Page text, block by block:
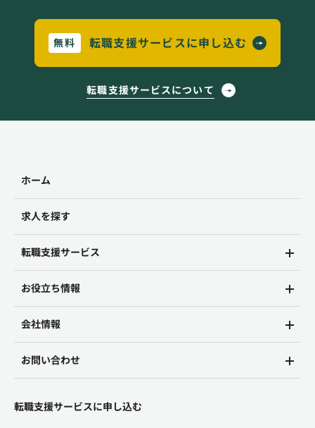
無料 転職支援サービスに申し込む
転職支援サービスについて
ホーム
求人を探す
転職支援サービス
お役立ち情報
会社情報
お問い合わせ
転職支援サービスに申し込む